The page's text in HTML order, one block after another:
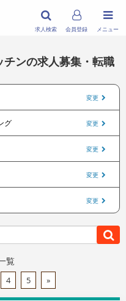
メニュー
求人検索 会員登録
ンの求人募集・転職
変更
グ 変更
変更
変更
変更
覧
4 5 »